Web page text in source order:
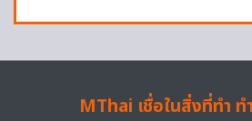
MThai เชื่อในสิ่งที่ทำ ท